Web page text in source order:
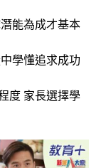
能為成才基本
學懂追求成功
度 家長選擇學